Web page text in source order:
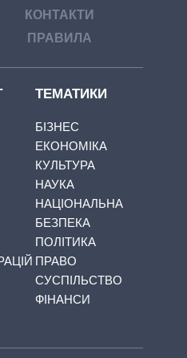
КОНТАКТИ
ПРАВИЛА
ТЕМАТИКИ
БІЗНЕС
ЕКОНОМІКА
КУЛЬТУРА
НАУКА
НАЦІОНАЛЬНА
БЕЗПЕКА
ПОЛІТИКА
ПРАВО
СУСПІЛЬСТВО
ФІНАНСИ